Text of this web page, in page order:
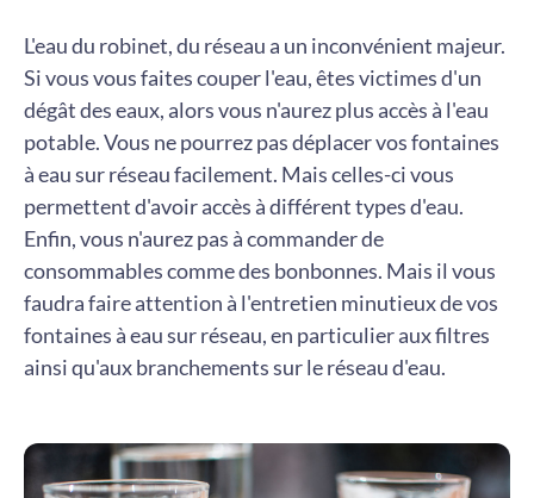
L'eau du robinet, du réseau a un inconvénient majeur.
Si vous vous faites couper l'eau, êtes victimes d'un
dégât des eaux, alors vous n'aurez plus accès à l'eau
potable. Vous ne pourrez pas déplacer vos fontaines
à eau sur réseau facilement. Mais celles-ci vous
permettent d'avoir accès à différent types d'eau.
Enfin, vous n'aurez pas à commander de
consommables comme des bonbonnes. Mais il vous
faudra faire attention à l'entretien minutieux de vos
fontaines à eau sur réseau, en particulier aux filtres
ainsi qu'aux branchements sur le réseau d'eau.